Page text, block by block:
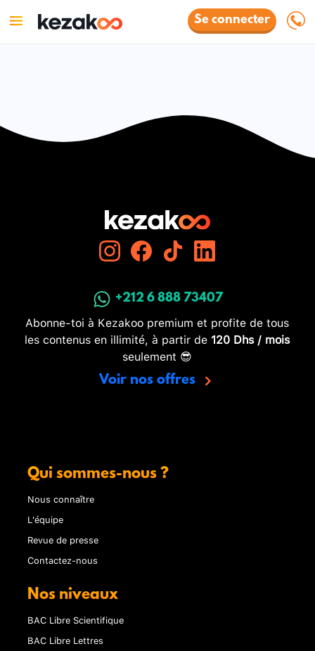
Se connecter
+212 6 888 73407
Abonne-toi à Kezakoo premium et profite de tous
les contenus en illimité, à partir de 120 Dhs / mois
seulement 😎
Voir nos offres
Qui sommes-nous ?
Nous connaître
L'équipe
Revue de presse
Contactez-nous
Nos niveaux
BAC Libre Scientifique
BAC Libre Lettres